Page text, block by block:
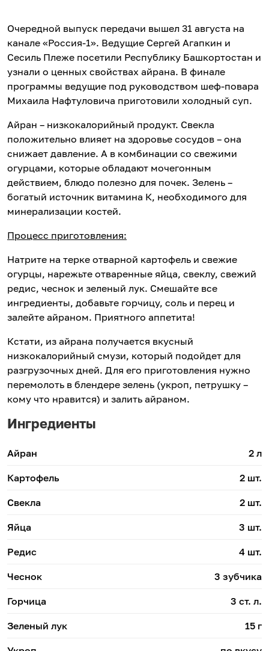
Очередной выпуск передачи вышел 31 августа на
канале «Россия-1». Ведущие Сергей Агапкин и
Сесиль Плеже посетили Республику Башкортостан и
узнали о ценных свойствах айрана. В финале
программы ведущие под руководством шеф-повара
Михаила Нафтуловича приготовили холодный суп.
Айран – низкокалорийный продукт. Свекла
положительно влияет на здоровье сосудов – она
снижает давление. А в комбинации со свежими
огурцами, которые обладают мочегонным
действием, блюдо полезно для почек. Зелень –
богатый источник витамина К, необходимого для
минерализации костей.
Процесс приготовления:
Натрите на терке отварной картофель и свежие
огурцы, нарежьте отваренные яйца, свеклу, свежий
редис, чеснок и зеленый лук. Смешайте все
ингредиенты, добавьте горчицу, соль и перец и
залейте айраном. Приятного аппетита!
Кстати, из айрана получается вкусный
низкокалорийный смузи, который подойдет для
разгрузочных дней. Для его приготовления нужно
перемолоть в блендере зелень (укроп, петрушку –
кому что нравится) и залить айраном.
Ингредиенты
Айран 2 л
Картофель 2 шт.
Свекла 2 шт.
Яйца 3 шт.
Редис 4 шт.
Чеснок 3 зубчика
Горчица 3 ст. л.
Зеленый лук 15 г